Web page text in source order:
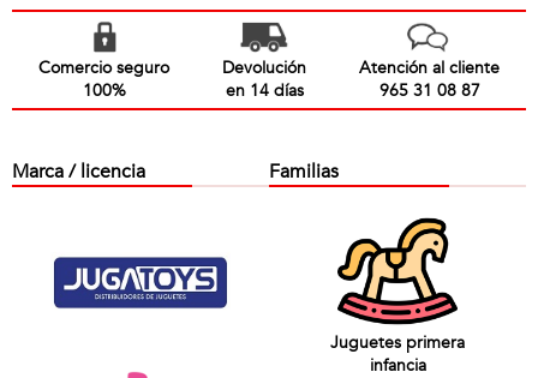
Comercio seguro
100%
Devolución
en 14 días
Atención al cliente
965 31 08 87
Marca / licencia Familias
Juguetes primera
infancia